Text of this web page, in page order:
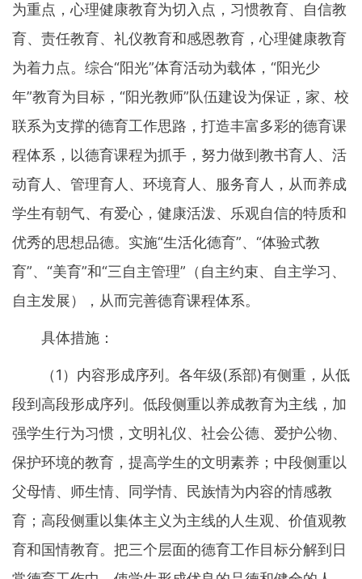
为重点，心理健康教育为切入点，习惯教育、自信教
育、责任教育、礼仪教育和感恩教育，心理健康教育
为着力点。综合“阳光”体育活动为载体，“阳光少
年”教育为目标，“阳光教师”队伍建设为保证，家、校
联系为支撑的德育工作思路，打造丰富多彩的德育课
程体系，以德育课程为抓手，努力做到教书育人、活
动育人、管理育人、环境育人、服务育人，从而养成
学生有朝气、有爱心，健康活泼、乐观自信的特质和
优秀的思想品德。实施“生活化德育”、“体验式教
育”、“美育”和“三自主管理”（自主约束、自主学习、
自主发展），从而完善德育课程体系。
具体措施：
（1）内容形成序列。各年级(系部)有侧重，从低
段到高段形成序列。低段侧重以养成教育为主线，加
强学生行为习惯，文明礼仪、社会公德、爱护公物、
保护环境的教育，提高学生的文明素养；中段侧重以
父母情、师生情、同学情、民族情为内容的情感教
育；高段侧重以集体主义为主线的人生观、价值观教
育和国情教育。把三个层面的德育工作目标分解到日